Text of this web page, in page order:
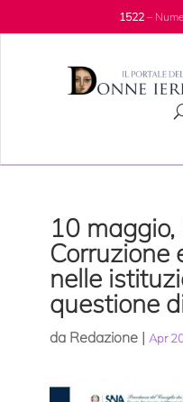
1522–
10 maggio,
Corruzione
nelle
questione
da Redazione| Apr